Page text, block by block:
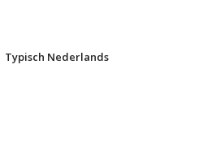
Typisch Nederlands